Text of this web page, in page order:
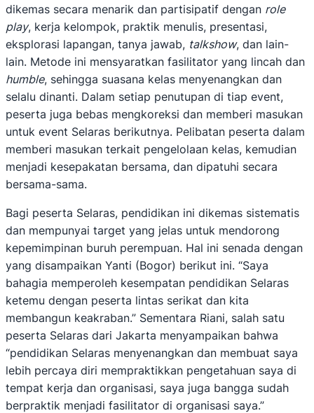
dikemas secara menarik dan partisipatif dengan role
play, kerja kelompok, praktik menulis, presentasi,
eksplorasi lapangan, tanya jawab, talkshow, dan lain-
lain. Metode ini mensyaratkan fasilitator yang lincah dan
humble, sehingga suasana kelas menyenangkan dan
selalu dinanti. Dalam setiap penutupan di tiap event,
peserta juga bebas mengkoreksi dan memberi masukan
untuk event Selaras berikutnya. Pelibatan peserta dalam
memberi masukan terkait pengelolaan kelas, kemudian
menjadi kesepakatan bersama, dan dipatuhi secara
bersama-sama.
Bagi peserta Selaras, pendidikan ini dikemas sistematis
dan mempunyai target yang jelas untuk mendorong
kepemimpinan buruh perempuan. Hal ini senada dengan
yang disampaikan Yanti (Bogor) berikut ini. “Saya
bahagia memperoleh kesempatan pendidikan Selaras
ketemu dengan peserta lintas serikat dan kita
membangun keakraban.” Sementara Riani, salah satu
peserta Selaras dari Jakarta menyampaikan bahwa
“pendidikan Selaras menyenangkan dan membuat saya
lebih percaya diri mempraktikkan pengetahuan saya di
tempat kerja dan organisasi, saya juga bangga sudah
berpraktik menjadi fasilitator di organisasi saya.”